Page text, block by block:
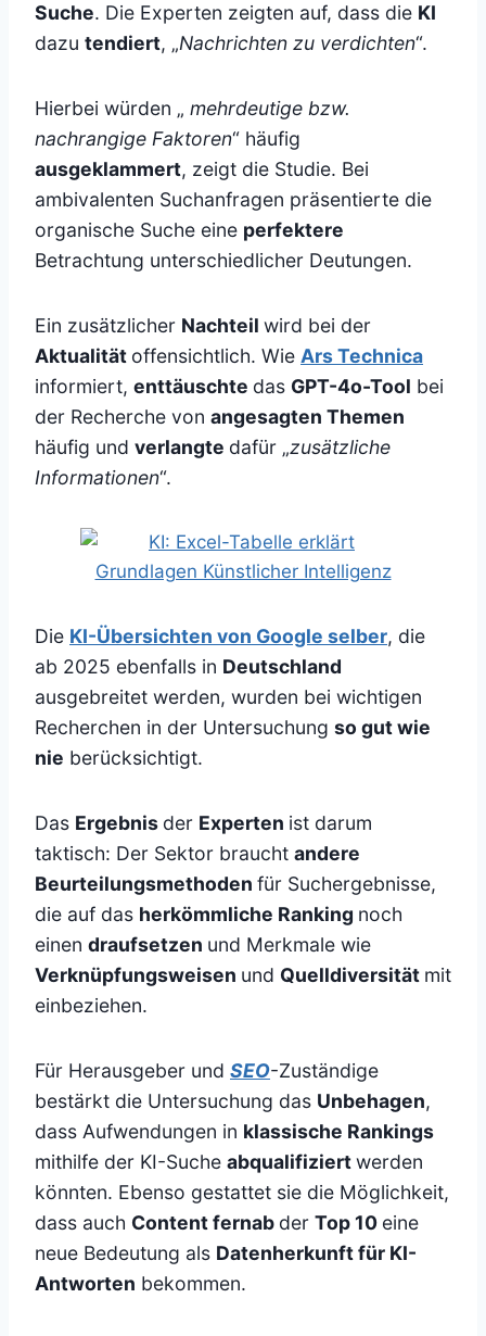
Suche. Die Experten zeigten auf, dass die KI
dazu tendiert, „Nachrichten zu verdichten“.
Hierbei würden „ mehrdeutige bzw.
nachrangige Faktoren“ häufig
ausgeklammert, zeigt die Studie. Bei
ambivalenten Suchanfragen präsentierte die
organische Suche eine perfektere
Betrachtung unterschiedlicher Deutungen.
Ein zusätzlicher Nachteil wird bei der
Aktualität offensichtlich. Wie Ars Technica
informiert, enttäuschte das GPT-4o-Tool bei
der Recherche von angesagten Themen
häufig und verlangte dafür „zusätzliche
Informationen“.
Die KI-Übersichten von Google selber, die
ab 2025 ebenfalls in Deutschland
ausgebreitet werden, wurden bei wichtigen
Recherchen in der Untersuchung so gut wie
nie berücksichtigt.
Das Ergebnis der Experten ist darum
taktisch: Der Sektor braucht andere
Beurteilungsmethoden für Suchergebnisse,
die auf das herkömmliche Ranking noch
einen draufsetzen und Merkmale wie
Verknüpfungsweisen und Quelldiversität mit
einbeziehen.
Für Herausgeber und SEO-Zuständige
bestärkt die Untersuchung das Unbehagen,
dass Aufwendungen in klassische Rankings
mithilfe der KI-Suche abqualifiziertwerden
könnten. Ebenso gestattet sie die Möglichkeit,
dass auch Content fernab der Top 10 eine
neue Bedeutung als Datenherkunft für KI-
Antworten bekommen.